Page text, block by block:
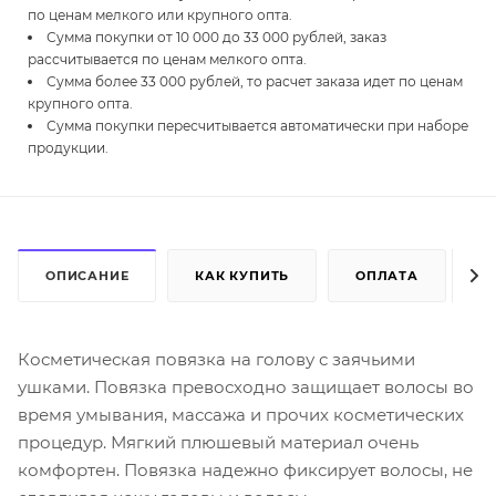
по ценам мелкого или крупного опта.
Сумма покупки от 10 000 до 33 000 рублей, заказ
рассчитывается по ценам мелкого опта.
Сумма более 33 000 рублей, то расчет заказа идет по ценам
крупного опта.
Сумма покупки пересчитывается автоматически при наборе
продукции.
ОПИСАНИЕ КАК КУПИТЬ ОПЛАТА
Косметическая повязка на голову с заячьими
ушками. Повязка превосходно защищает волосы во
время умывания, массажа и прочих косметических
процедур. Мягкий плюшевый материал очень
комфортен. Повязка надежно фиксирует волосы, не